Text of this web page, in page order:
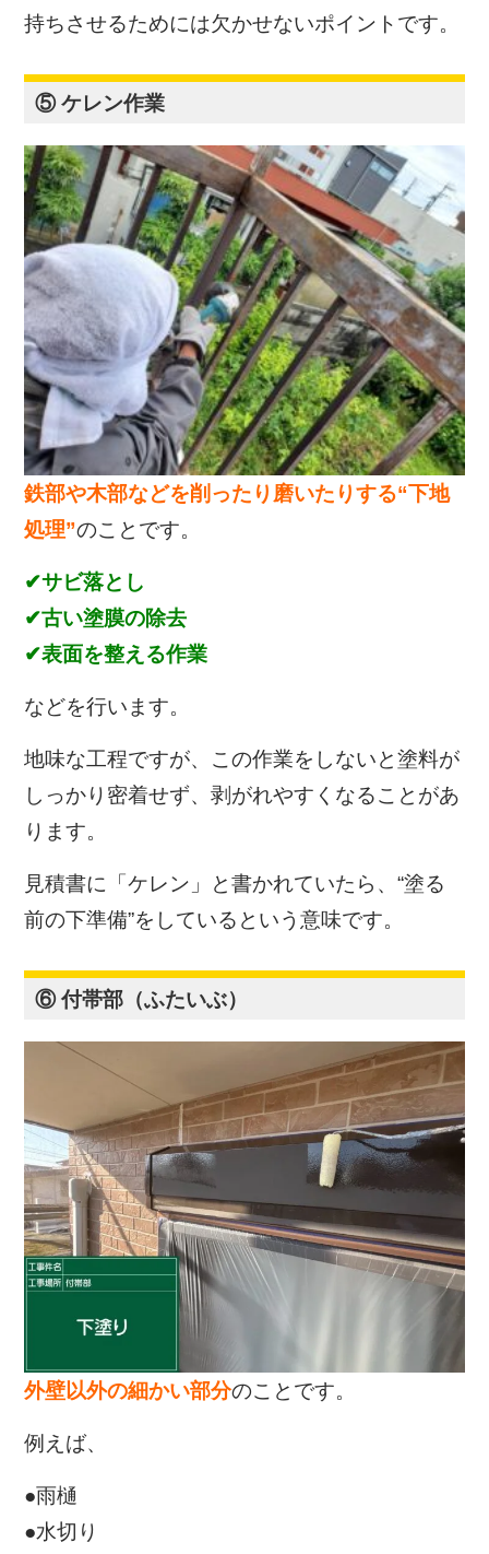
持ちさせるためには欠かせないポイントです。
⑤ ケレン作業
鉄部や木部などを削ったり磨いたりする“下地
処理”のことです。
✔サビ落とし
✔古い塗膜の除去
✔表面を整える作業
などを行います。
地味な工程ですが、この作業をしないと塗料が
しっかり密着せず、剥がれやすくなることがあ
ります。
見積書に「ケレン」と書かれていたら、“塗る
前の下準備”をしているという意味です。
⑥ 付帯部（ふたいぶ）
外壁以外の細かい部分のことです。
例えば、
●雨樋
●水切り